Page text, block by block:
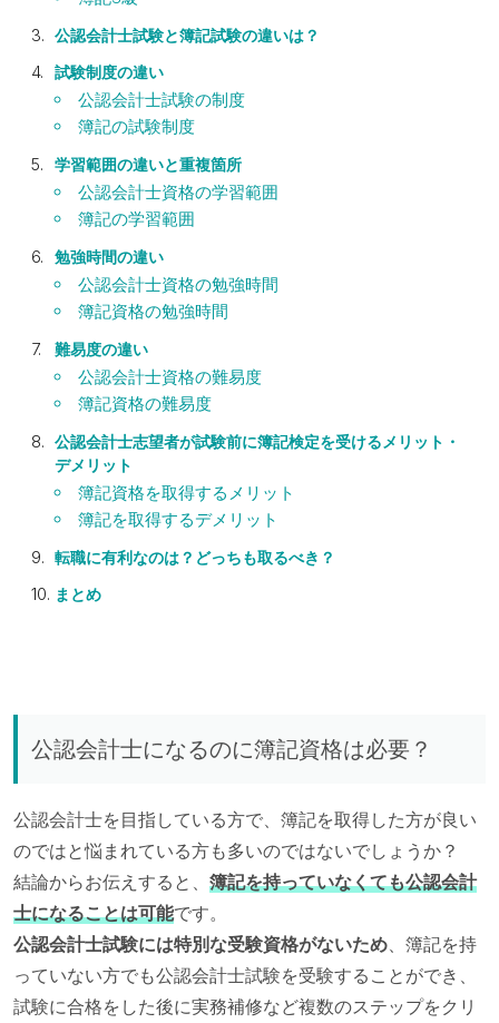
公認会計士試験と簿記試験の違いは？
試験制度の違い
公認会計士試験の制度
簿記の試験制度
学習範囲の違いと重複箇所
公認会計士資格の学習範囲
簿記の学習範囲
勉強時間の違い
公認会計士資格の勉強時間
簿記資格の勉強時間
難易度の違い
公認会計士資格の難易度
簿記資格の難易度
公認会計士志望者が試験前に簿記検定を受けるメリット・
デメリット
簿記資格を取得するメリット
簿記を取得するデメリット
転職に有利なのは？どっちも取るべき？
まとめ
公認会計士になるのに簿記資格は必要？
公認会計士を目指している方で、簿記を取得した方が良い
のではと悩まれている方も多いのではないでしょうか？
結論からお伝えすると、 簿記を持っていなくても公認会計
士になることは可能です。
公認会計士試験には特別な受験資格がないため 、簿記を持
っていない方でも公認会計士試験を受験することができ、
試験に合格をした後に実務補修など複数のステップをクリ